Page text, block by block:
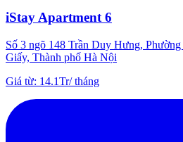
iStay Apartment 6
Số 3 ngõ 148 Trần Duy Hưng,
Giấy, Thành phố Hà Nội
Giá từ: 14.1Tr/tháng